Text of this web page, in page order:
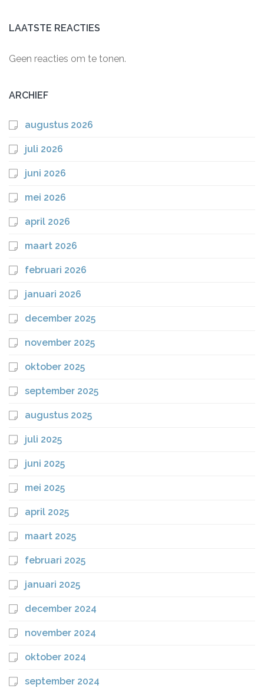
LAATSTE REACTIES
Geen reacties om te tonen.
ARCHIEF
augustus 2026
juli 2026
juni 2026
mei 2026
april 2026
maart 2026
februari 2026
januari 2026
december 2025
november 2025
oktober 2025
september 2025
augustus 2025
juli 2025
juni 2025
mei 2025
april 2025
maart 2025
februari 2025
januari 2025
december 2024
november 2024
oktober 2024
september 2024